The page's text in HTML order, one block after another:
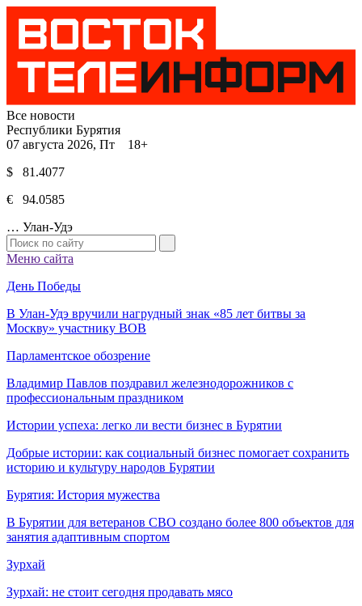
Все новости
Республики Бурятия
07 августа 2026, Пт 18+
$ 81.4077
€ 94.0585
… Улан-Удэ
Меню сайта
День Победы
В Улан-Удэ вручили нагрудный знак «85 лет битвы за
Москву» участнику ВОВ
Парламентское обозрение
Владимир Павлов поздравил железнодорожников с
профессиональным праздником
Истории успеха: легко ли вести бизнес в Бурятии
Добрые истории: как социальный бизнес помогает сохранить
историю и культуру народов Бурятии
Бурятия: История мужества
В Бурятии для ветеранов СВО создано более 800 объектов для
занятия адаптивным спортом
Зурхай
Зурхай: не стоит сегодня продавать мясо